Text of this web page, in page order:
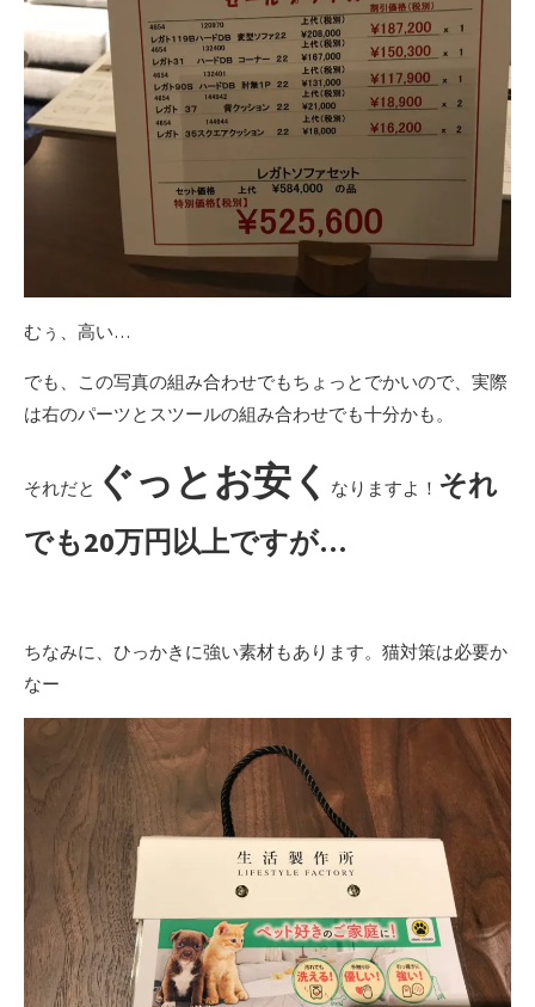
むぅ、高い…
でも、この写真の組み合わせでもちょっとでかいので、実際
は右のパーツとスツールの組み合わせでも十分かも。
それだと ぐっとお安く なりますよ！ それ
でも20万円以上ですが…
ちなみに、ひっかきに強い素材もあります。猫対策は必要か
なー